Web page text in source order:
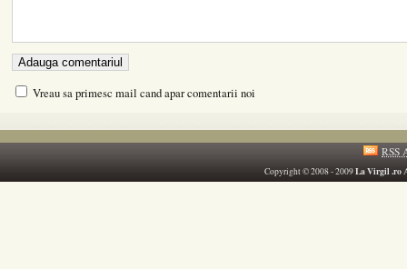
Vreau sa primesc mail cand apar comentarii noi
RSS
Copyright © 2008 - 2009La Virgil .ro